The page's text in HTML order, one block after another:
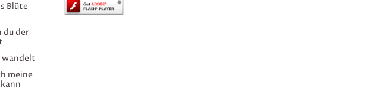
Blüte
du der
wandelt
meine